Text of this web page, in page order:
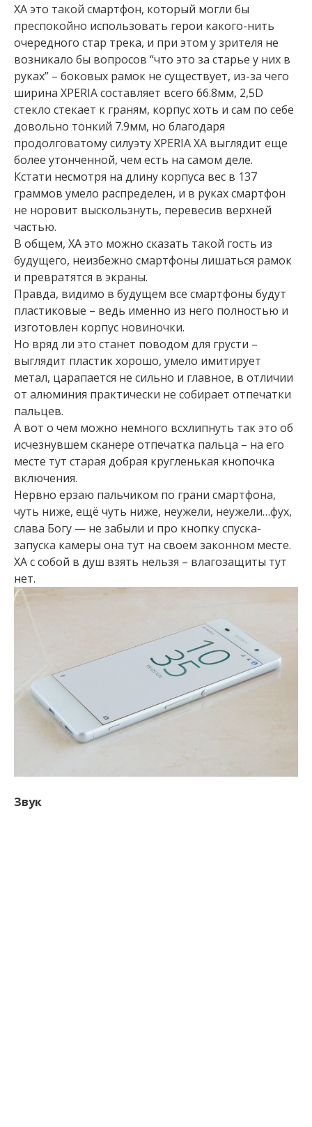
ХА это такой смартфон, который могли бы
преспокойно использовать герои какого-нить
очередного стар трека, и при этом у зрителя не
возникало бы вопросов “что это за старье у них в
руках” – боковых рамок не существует, из-за чего
ширина XPERIA составляет всего 66.8мм, 2,5D
стекло стекает к граням, корпус хоть и сам по себе
довольно тонкий 7.9мм, но благодаря
продолговатому силуэту XPERIA XA выглядит еще
более утонченной, чем есть на самом деле.
Кстати несмотря на длину корпуса вес в 137
граммов умело распределен, и в руках смартфон
не норовит выскользнуть, перевесив верхней
частью.
В общем, ХА это можно сказать такой гость из
будущего, неизбежно смартфоны лишаться рамок
и превратятся в экраны.
Правда, видимо в будущем все смартфоны будут
пластиковые – ведь именно из него полностью и
изготовлен корпус новиночки.
Но вряд ли это станет поводом для грусти –
выглядит пластик хорошо, умело имитирует
метал, царапается не сильно и главное, в отличии
от алюминия практически не собирает отпечатки
пальцев.
А вот о чем можно немного всхлипнуть так это об
исчезнувшем сканере отпечатка пальца – на его
месте тут старая добрая кругленькая кнопочка
включения.
Нервно ерзаю пальчиком по грани смартфона,
чуть ниже, ещё чуть ниже, неужели, неужели…фух,
слава Богу — не забыли и про кнопку спуска-
запуска камеры она тут на своем законном месте.
ХА с собой в душ взять нельзя – влагозащиты тут
нет.
Звук